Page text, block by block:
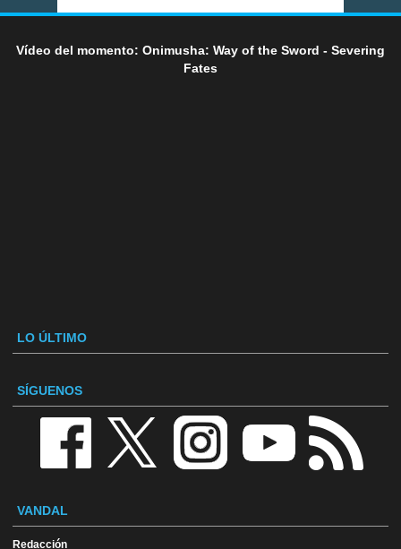
Vídeo del momento: Onimusha: Way of the Sword - Severing
Fates
LO ÚLTIMO
SÍGUENOS
VANDAL
Redacción